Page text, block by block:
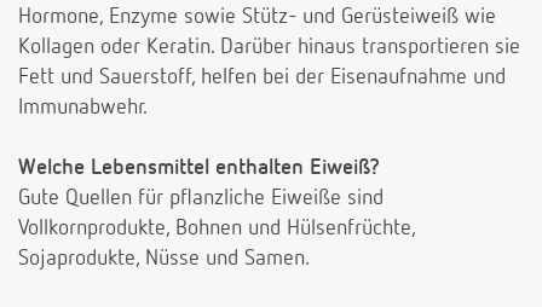
Hormone, Enzyme sowie Stütz- und Gerüsteiweiß wie
Kollagen oder Keratin. Darüber hinaus transportieren sie
Fett und Sauerstoff, helfen bei der Eisenaufnahme und
Immunabwehr.
Welche Lebensmittel enthalten Eiweiß?
Gute Quellen für pflanzliche Eiweiße sind
Vollkornprodukte, Bohnen und Hülsenfrüchte,
Sojaprodukte, Nüsse und Samen.